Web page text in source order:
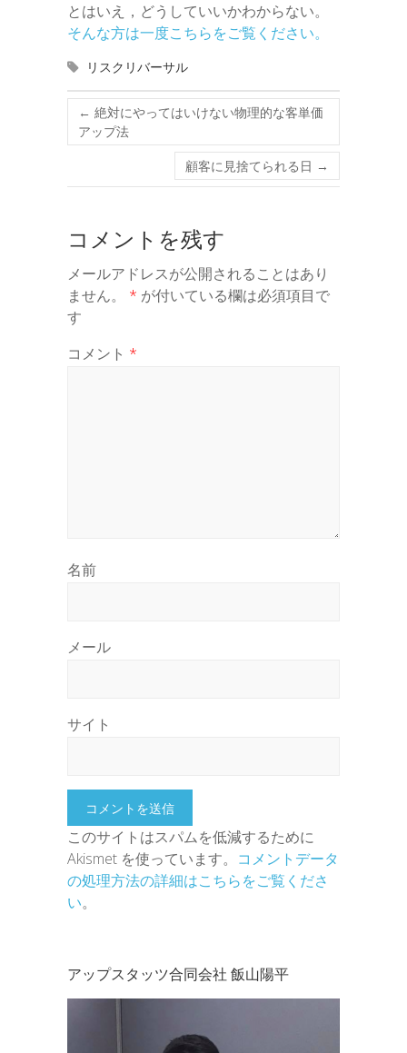
とはいえ，どうしていいかわからない。
そんな方は一度こちらをご覧ください。
リスクリバーサル
← 絶対にやってはいけない物理的な客単価
アップ法
顧客に見捨てられる日 →
コメントを残す
メールアドレスが公開されることはあり
ません。
* が付いている欄は必須項目で
す
コメント *
名前
メール
サイト
このサイトはスパムを低減するために
Akismet を使っています。 コメントデータ
の処理方法の詳細はこちらをご覧くださ
い。
アップスタッツ合同会社 飯山陽平